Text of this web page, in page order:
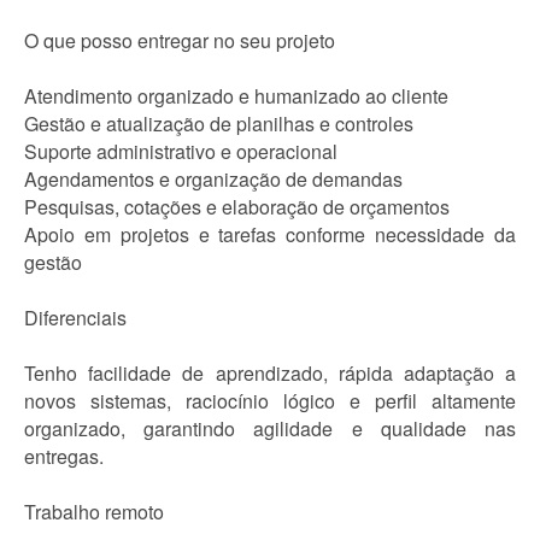
O que posso entregar no seu projeto
Atendimento organizado e humanizado ao cliente
Gestão e atualização de planilhas e controles
Suporte administrativo e operacional
Agendamentos e organização de demandas
Pesquisas, cotações e elaboração de orçamentos
Apoio em projetos e tarefas conforme necessidade da
gestão
Diferenciais
Tenho facilidade de aprendizado, rápida adaptação a
novos sistemas, raciocínio lógico e perfil altamente
organizado, garantindo agilidade e qualidade nas
entregas.
Trabalho remoto